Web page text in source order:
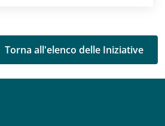
Torna all'elenco delle Iniziative